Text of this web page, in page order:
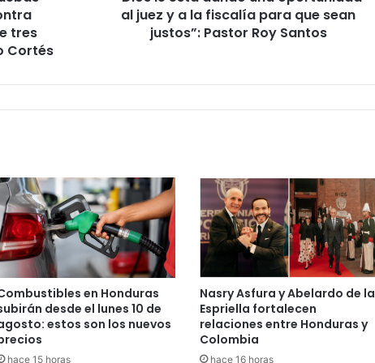
tres
Cortés
Pastor
al juez y a la fiscalía para que sean
justos”: Pastor Roy Santos
en Honduras
desde el lunes 10 de
estos son los nuevos
hace 15 horas
Nasry Asfura y Abelardo de la
Espriella fortalecen
relaciones entre Honduras y
Colombia
hace 16 horas